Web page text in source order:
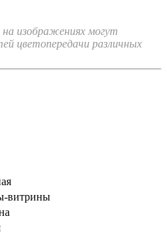
изображениях могут
цветопередачи различных
витрины